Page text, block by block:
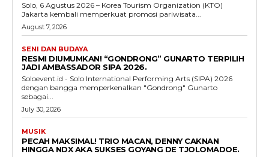
Solo, 6 Agustus 2026 – Korea Tourism Organization (KTO)
Jakarta kembali memperkuat promosi pariwisata...
August 7, 2026
SENI DAN BUDAYA
RESMI DIUMUMKAN! “GONDRONG” GUNARTO TERPILIH
JADI AMBASSADOR SIPA 2026.
Soloevent.id - Solo International Performing Arts (SIPA) 2026
dengan bangga memperkenalkan "Gondrong" Gunarto
sebagai...
July 30, 2026
MUSIK
PECAH MAKSIMAL! TRIO MACAN, DENNY CAKNAN
HINGGA NDX AKA SUKSES GOYANG DE TJOLOMADOE.